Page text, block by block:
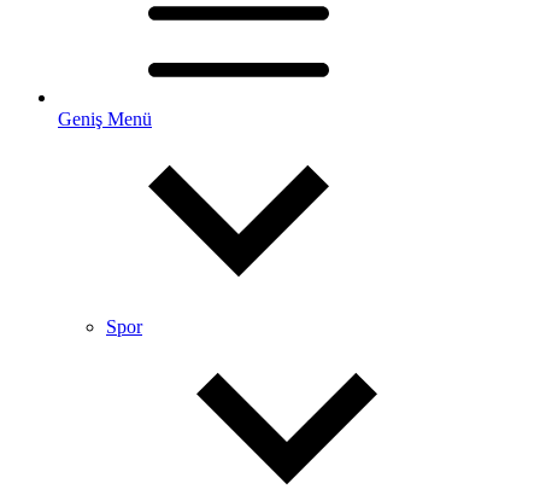
Geniş Menü
Spor